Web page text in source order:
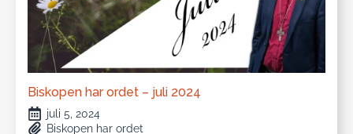
Biskopen har ordet – juli 2024
juli 5, 2024
Biskopen har ordet